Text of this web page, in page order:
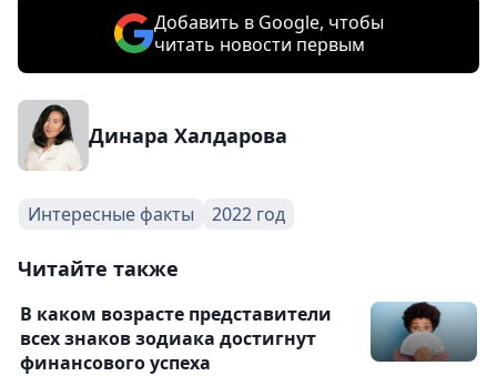
Добавить в Google, чтобы
читать новости первым
Динара Халдарова
Интересные факты 2022 год
Читайте также
В каком возрасте представители
всех знаков зодиака достигнут
финансового успеха